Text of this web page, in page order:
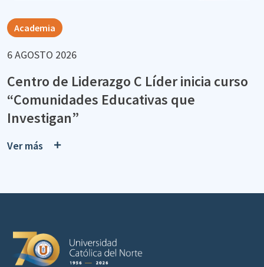
Academia
6 AGOSTO 2026
Centro de Liderazgo C Líder inicia curso
“Comunidades Educativas que
Investigan”
Ver más